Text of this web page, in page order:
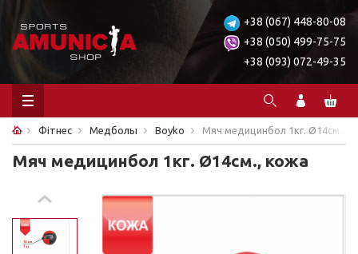
+38 (067) 448-80-08
+38 (050) 499-75-75
+38 (093) 072-49-35
Фітнес Медболы Boyko Мяч медицинбол 1кг. Ø14см.,
Мяч медицинбол 1кг. Ø14см., кожа